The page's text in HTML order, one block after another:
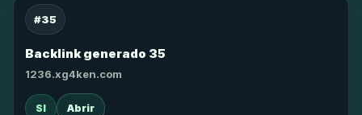
#35
Backlink generado 35
1236.xg4ken.com
SI Abrir